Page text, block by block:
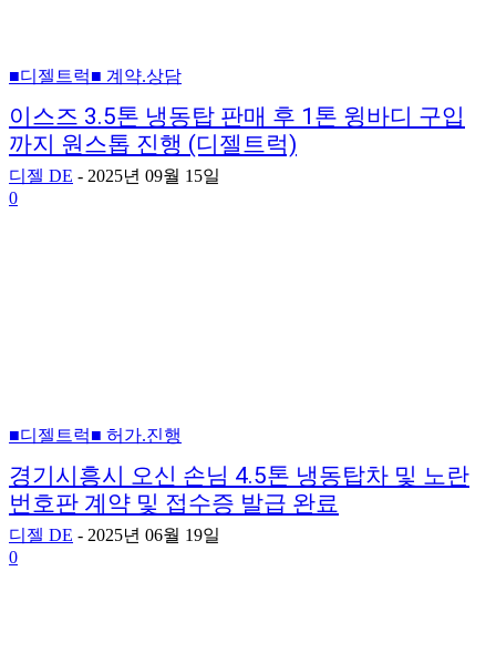
■디젤트럭■ 계약.상담
이스즈 3.5톤 냉동탑 판매 후 1톤 윙바디 구입
까지 원스톱 진행 (디젤트럭)
디젤 DE - 2025년 09월 15일
0
■디젤트럭■ 허가.진행
경기시흥시 오신 손님 4.5톤 냉동탑차 및 노란
번호판 계약 및 접수증 발급 완료
디젤 DE - 2025년 06월 19일
0